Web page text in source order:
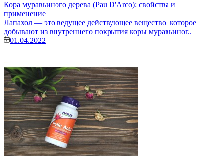
Кора муравьиного дерева (Pau D'Arco): свойства и
применение
Лапахол — это ведущее действующее вещество, которое
добывают из внутреннего покрытия коры муравьиног..
01.04.2022